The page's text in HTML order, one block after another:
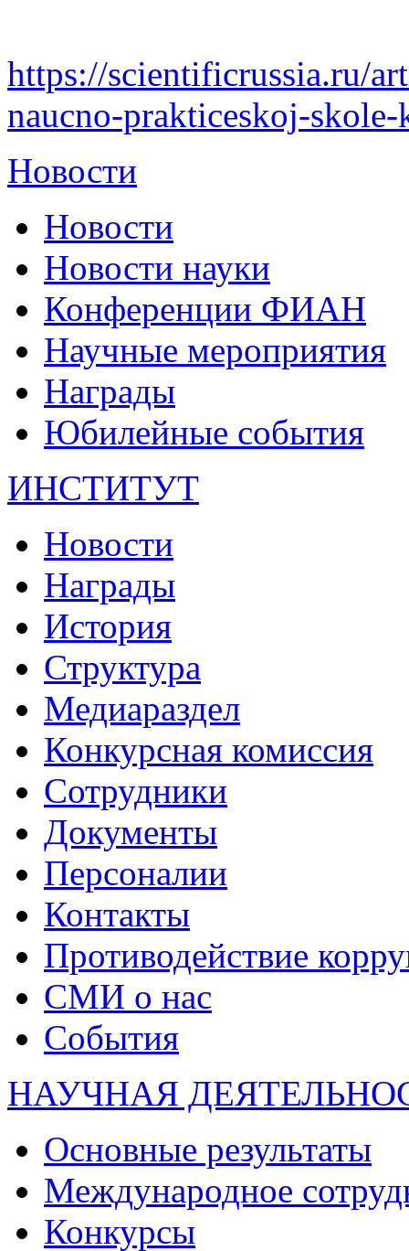
https://scientificrussia.ru/
naucno-prakticeskoj-
Новости
Новости
Новости науки
Конференции ФИАН
Научные мероприятия
Награды
Юбилейные события
ИНСТИТУТ
Новости
Награды
История
Структура
Медиараздел
Конкурсная комиссия
Сотрудники
Документы
Персоналии
Контакты
Противодействие
СМИ о нас
События
НАУЧНАЯ
Основные результаты
Международное
Конкурсы